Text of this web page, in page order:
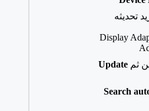
تحديثه
Display
ثم Update
Search